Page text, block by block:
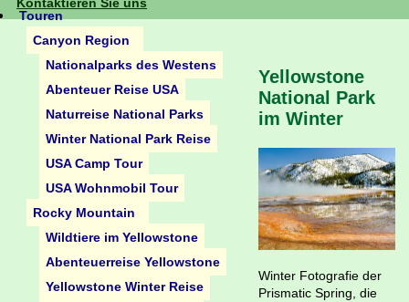
Touren
Canyon Region
Nationalparks des Westens
Abenteuer Reise USA
Naturreise National Parks
Winter National Park Reise
USA Camp Tour
USA Wohnmobil Tour
Rocky Mountain
Wildtiere im Yellowstone
Abenteuerreise Yellowstone
Yellowstone Winter Reise
Yellowstone
National Park
im Winter
Winter Fotografie der
Prismatic Spring, die